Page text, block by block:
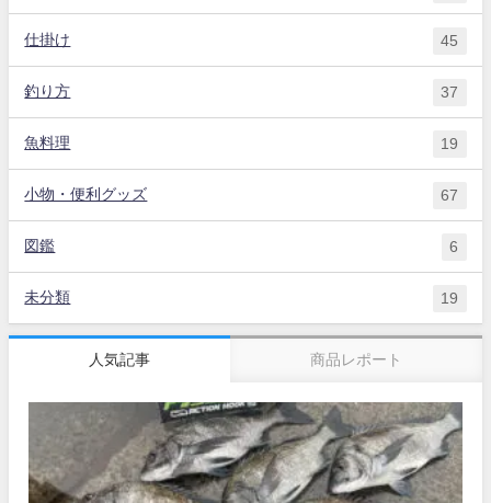
仕掛け 45
釣り方 37
魚料理 19
小物・便利グッズ 67
図鑑 6
未分類 19
人気記事 商品レポート